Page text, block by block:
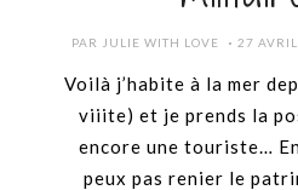
PAR JULIE WITH LOVE
POSTED
27
Voilà j’habite à la mer
viiite) et je prends la
encore une touriste…
peux pas renier le